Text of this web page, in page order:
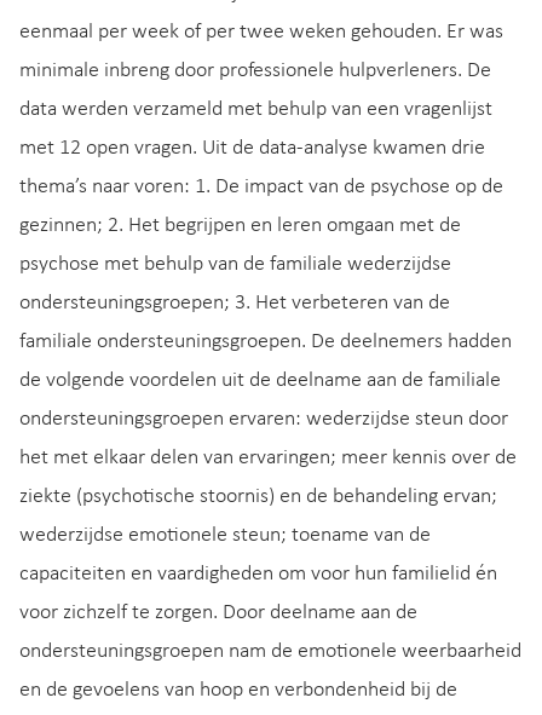
eenmaal per week of per twee weken gehouden. Er was
minimale inbreng door professionele hulpverleners. De
data werden verzameld met behulp van een vragenlijst
met 12 open vragen. Uit de data-analyse kwamen drie
thema’s naar voren: 1. De impact van de psychose op de
gezinnen; 2. Het begrijpen en leren omgaan met de
psychose met behulp van de familiale wederzijdse
ondersteuningsgroepen; 3. Het verbeteren van de
familiale ondersteuningsgroepen. De deelnemers hadden
de volgende voordelen uit de deelname aan de familiale
ondersteuningsgroepen ervaren: wederzijdse steun door
het met elkaar delen van ervaringen; meer kennis over de
ziekte (psychotische stoornis) en de behandeling ervan;
wederzijdse emotionele steun; toename van de
capaciteiten en vaardigheden om voor hun familielid én
voor zichzelf te zorgen. Door deelname aan de
ondersteuningsgroepen nam de emotionele weerbaarheid
en de gevoelens van hoop en verbondenheid bij de